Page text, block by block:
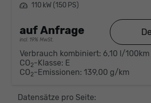
Leistung 110 kW (150 PS)
auf Anfrage
incl. 19% MwSt.
Verbrauch kombiniert: 6,10 l/100km
CO2-Klasse: E
CO2-Emissionen: 139,00 g/km
Datensätze pro Seite: